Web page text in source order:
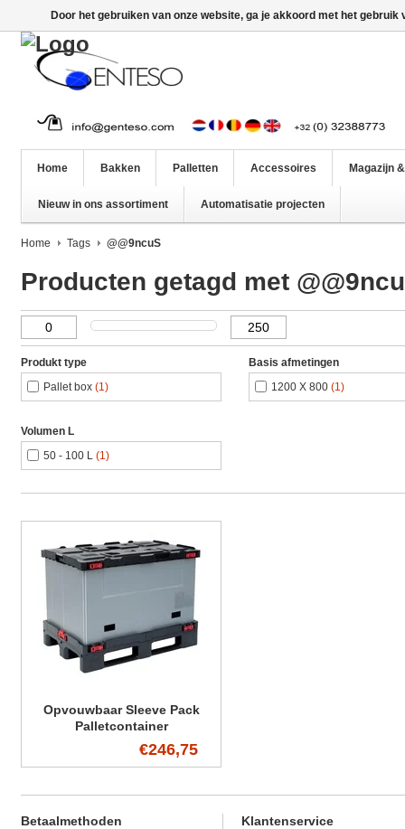
Home Bakken Palletten Accessoires Magazijn
Nieuw in ons assortiment Automatisatie projecten
Home Tags @@9ncuS
Producten getagd met
Produkt type
Pallet box (1)
Basis afmetingen
1200 X 800 (1)
Volumen L
50 - 100 L (1)
Opvouwbaar Sleeve Pack
Palletcontainer
€246,75
Betaalmethoden Klantenservice
Door het gebruiken van onze website, ga je akkoord met het